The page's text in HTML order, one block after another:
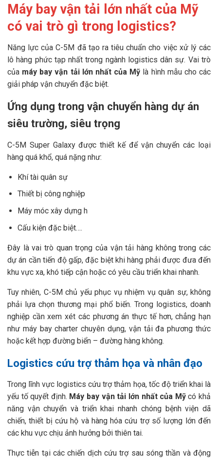
Máy bay vận tải lớn nhất của Mỹ
có vai trò gì trong logistics?
Năng lực của C-5M đã tạo ra tiêu chuẩn cho việc xử lý các
lô hàng phức tạp nhất trong ngành logistics dân sự. Vai trò
của máy bay vận tải lớn nhất của Mỹ là hình mẫu cho các
giải pháp vận chuyển đặc biệt.
Ứng dụng trong vận chuyển hàng dự án
siêu trường, siêu trọng
C-5M Super Galaxy được thiết kế để vận chuyển các loại
hàng quá khổ, quá nặng như:
Khí tài quân sự
Thiết bị công nghiệp
Máy móc xây dựng h
Cấu kiện đặc biệt….
Đây là vai trò quan trọng của vận tải hàng không trong các
dự án cần tiến độ gấp, đặc biệt khi hàng phải được đưa đến
khu vực xa, khó tiếp cận hoặc có yêu cầu triển khai nhanh.
Tuy nhiên, C-5M chủ yếu phục vụ nhiệm vụ quân sự, không
phải lựa chọn thương mại phổ biến. Trong logistics, doanh
nghiệp cần xem xét các phương án thực tế hơn, chẳng hạn
như máy bay charter chuyên dụng, vận tải đa phương thức
hoặc kết hợp đường biển – đường hàng không.
Logistics cứu trợ thảm họa và nhân đạo
Trong lĩnh vực logistics cứu trợ thảm họa, tốc độ triển khai là
yếu tố quyết định. Máy bay vận tải lớn nhất của Mỹcó khả
năng vận chuyển và triển khai nhanh chóng bệnh viện dã
chiến, thiết bị cứu hộ và hàng hóa cứu trợ số lượng lớn đến
các khu vực chịu ảnh hưởng bởi thiên tai.
Thực tiễn tại các chiến dịch cứu trợ sau sóng thần và động